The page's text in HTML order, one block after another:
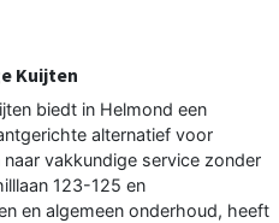
Kuijten
biedt in Helmond een
alternatief voor
vakkundige service zonder
123-125 en
en algemeen onderhoud, heeft